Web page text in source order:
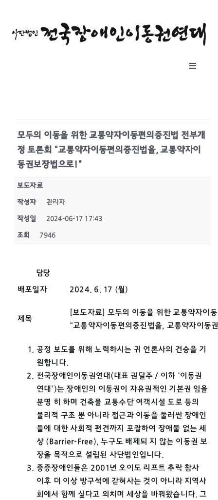
Toggle
공지사항
후원하기
모두의 이동을 위한 교통약자이동편의증진법 전부개
정 토론회 “교통약자이동편의증진법을, 교통약자이
동권보장법으로!”
보도자료
작성자 관리자
작성일 2024-06-17 17:43
조회 7946
담당
배포일자 2024. 6. 17 (월)
제목
[보도자료] 모두의 이동을 위한 교통약자이
“교통약자이동편의증진법을, 교통약자이동
공정 보도를 위해 노력하시는 귀 언론사의 건승을 기
원합니다.
전국장애인이동권연대(대표 권달주 / 이하 ‘이동권
연대’)는 장애인의 이동권이 자유권적인 기본권 임을
분명 히 하며 건축물 교통수단 여객시설 도로 등의
물리적 구조 뿐 아니라 접근과 이동을 둘러싼 장애인
들에 대한 사회적 편견까지 포괄하여 장애물 없는 세
상 (Barrier-Free), 누구도 배제되 지 않는 이동권 보
장을 목적으로 설립된 사단법인입니다.
중증장애인들은 2001년 오이도 리프트 추락 참사
이후 더 이상 방구석에 갇혀사는 것이 아니라 지역사
회에서 함께 싶다고 외치며 세상을 바꿔왔습니다. 그